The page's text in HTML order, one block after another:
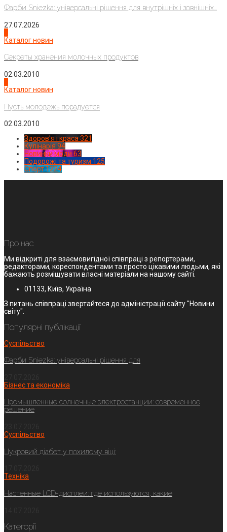
Фарби Sniezka: універсальні рішення для внутрішніх і зовнішніх...
27.07.2026
Каталог новин
Секреты хранения молочных продуктов
02.03.2010
Каталог новин
Пусть молодежь порадуется
02.03.2010
Здоров'я і краса 321
Кулінарія 94
Новинки моди 63
Подорожі та туризм 125
Спорт1224
Про нас
Ми відкриті для взаємовигідної співпраці з репортерами,
редакторами, кореспондентами та просто цікавими людьми, які
бажають розміщувати власні матеріали на нашому сайті.
01133, Київ, Україна
З питань співпраці звертайтеся до адміністрації сайту "Новини
світу".
Популярні публікації
Суспільство
Фарби Sniezka: універсальні рішення для
Бізнес та економіка
Промышленные солнечные электростанции: современное
решение
Суспільство
Цукровий діабет у похилому віці:
Техніка
Настенные LCD-дисплеи: где используются, какие
Категорії